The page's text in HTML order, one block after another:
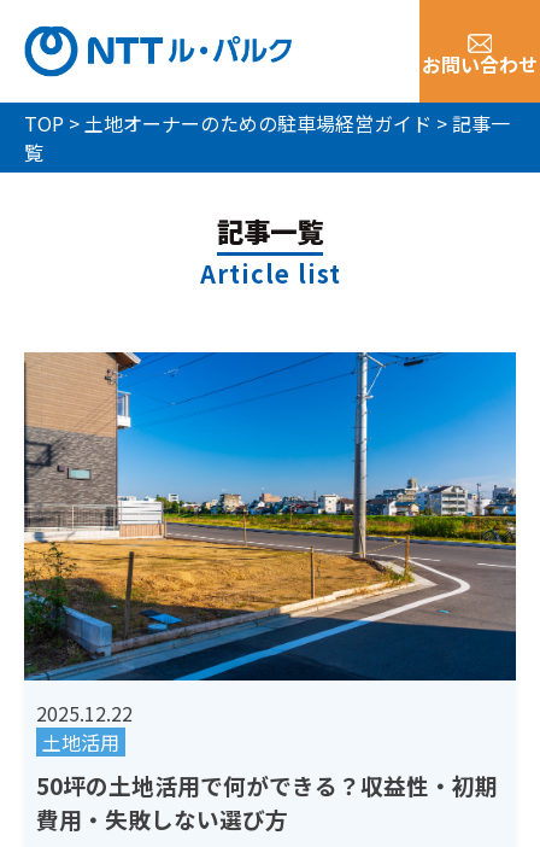
お問い合わせ
TOP >土地オーナーのための駐車場経営ガイド >記事一
覧
記事一覧
Article list
2025.12.22
土地活用
50坪の土地活用で何ができる？収益性・初期
費用・失敗しない選び方